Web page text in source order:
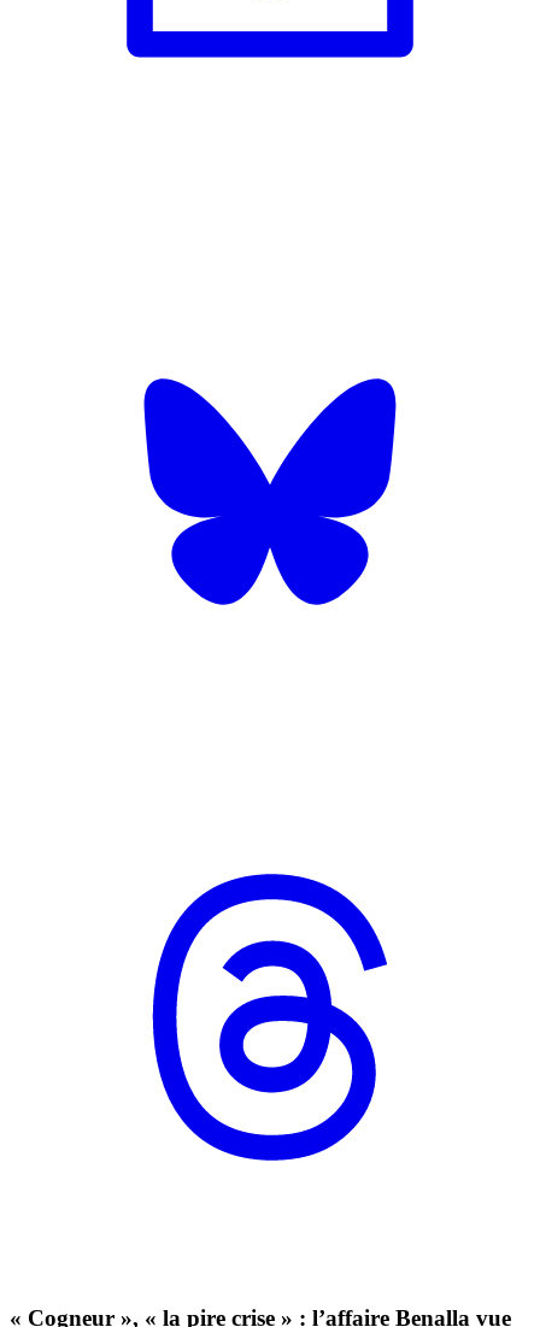
« Cogneur », « la pire crise » : l’affaire Benalla vue